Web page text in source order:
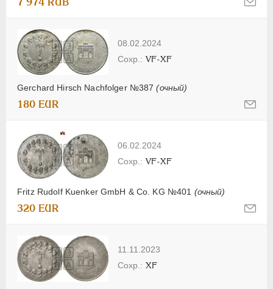
08.02.2024
Gerchard Hirsch Nachfolger №387(очный)
VF-XF
180 EUR
06.02.2024
Fritz Rudolf Kuenker GmbH & Co. KG №401 (очный)
VF-XF
320 EUR
11.11.2023
XF